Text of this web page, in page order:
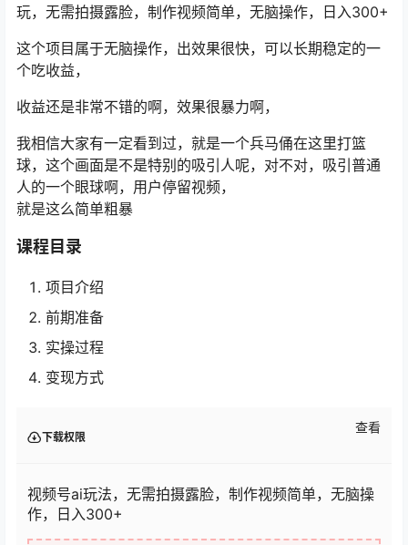
玩，无需拍摄露脸，制作视频简单，无脑操作，日入300+
这个项目属于无脑操作，出效果很快，可以长期稳定的一
个吃收益，
收益还是非常不错的啊，效果很暴力啊，
我相信大家有一定看到过，就是一个兵马俑在这里打篮
球，这个画面是不是特别的吸引人呢，对不对，吸引普通
人的一个眼球啊，用户停留视频，
就是这么简单粗暴
课程目录
项目介绍
前期准备
实操过程
变现方式
下载权限
查看
视频号ai玩法，无需拍摄露脸，制作视频简单，无脑操
作，日入300+